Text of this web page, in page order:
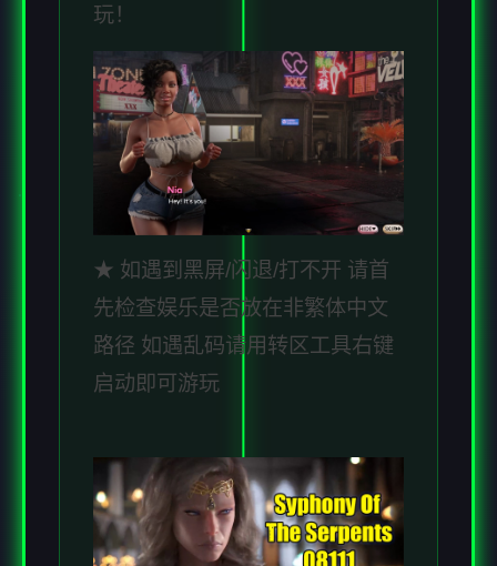
玩！
★ 如遇到黑屏/闪退/打不开 请首
先检查娱乐是否放在非繁体中文
路径 如遇乱码请用转区工具右键
启动即可游玩